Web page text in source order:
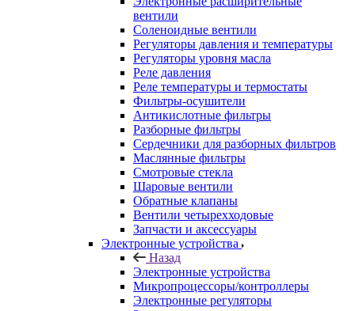
вентили
Соленоидные вентили
Регуляторы давления и температуры
Регуляторы уровня масла
Реле давления
Реле температуры и термостаты
Фильтры-осушители
Антикислотные фильтры
Разборные фильтры
Сердечники для разборных фильтров
Маслянные фильтры
Смотровые стекла
Шаровые вентили
Обратные клапаны
Вентили четырехходовые
Запчасти и аксессуары
Электронные устройства
Назад
Электронные устройства
Микропроцессоры/контроллеры
Электронные регуляторы